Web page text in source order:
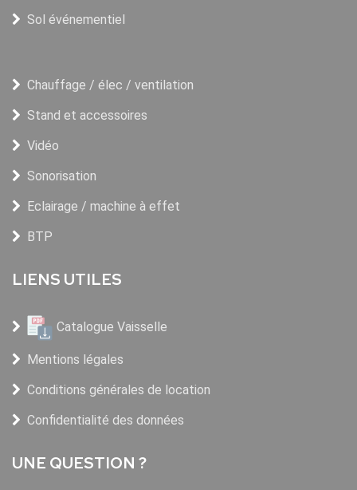
Sol événementiel
Chauffage / élec / ventilation
Stand et accessoires
Vidéo
Sonorisation
Eclairage / machine à effet
BTP
LIENS UTILES
Catalogue Vaisselle
Mentions légales
Conditions générales de location
Confidentialité des données
UNE QUESTION ?